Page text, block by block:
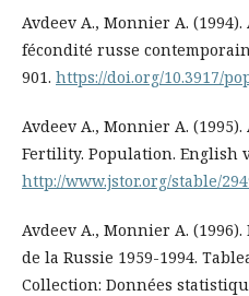
Avdeev A., Monnier A.
fécondité russe
901. https://doi.org/10.3917/
Avdeev A., Monnier A.
Fertility. Population. English
http://www.jstor.org/stable/
Avdeev A., Monnier A.
de la Russie 1959-1994.
Collection: Données